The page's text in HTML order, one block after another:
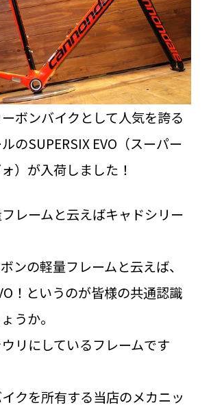
ボンバイクとして人気を誇る
のSUPERSIX EVO（スーパー
）が入荷しました！
レームと云えばキャドシリー
ンの軽量フレームと云えば、
！というのが皆様の共通認識
うか。
リにしているフレームです
クを所有する当店のメカニッ